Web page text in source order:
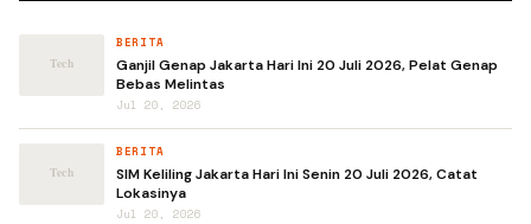
BERITA
Ganjil Genap Jakarta Hari Ini 20 Juli 2026, Pelat Genap
Bebas Melintas
Jul 20, 2026
BERITA
SIM Keliling Jakarta Hari Ini Senin 20 Juli 2026, Catat
Lokasinya
Jul 20, 2026